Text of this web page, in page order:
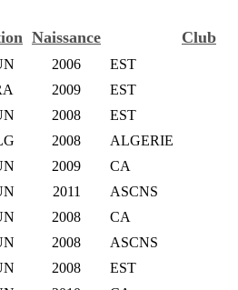
Naissance Club
2006 EST
2009 EST
2008 EST
2008 ALGERIE
2009 CA
2011 ASCNS
2008 CA
2008 ASCNS
2008 EST